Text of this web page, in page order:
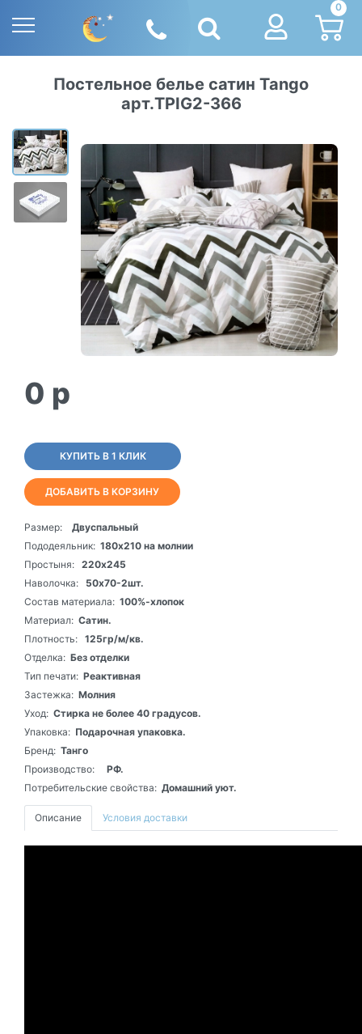
0
Постельное белье сатин Tango
арт.TPIG2-366
0 p
КУПИТЬ В 1 КЛИК
ДОБАВИТЬ В КОРЗИНУ
Размер:
Двуспальный
Пододеяльник: 180х210 на молнии
Простыня: 220х245
Наволочка:
50х70-2шт.
Состав материала: 100%-хлопок
Материал: Сатин.
Плотность: 125гр/м/кв.
Отделка: Без отделки
Тип печати: Реактивная
Застежка: Молния
Уход: Стирка не более 40 градусов.
Упаковка: Подарочная упаковка.
Бренд: Танго
Производство:
РФ.
Потребительские свойства: Домашний уют.
Описание Условия доставки